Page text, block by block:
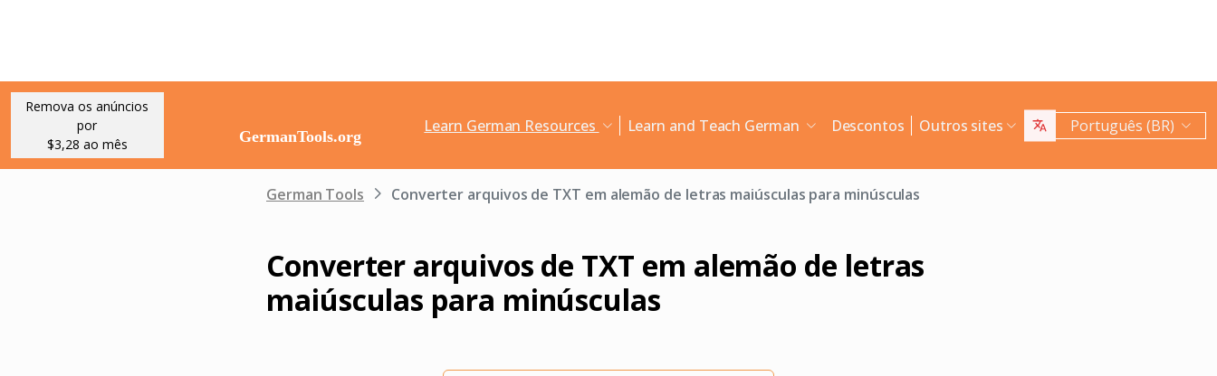
Remova os anúncios
por
$3,28 ao mês
Learn German Resources Learn and Teach German Descontos Outros sites Português (BR)
German Tools Converter arquivos de TXT em alemão de letras maiúsculas para minúsculas
Converter arquivos de TXT em alemão de letras
maiúsculas para minúsculas